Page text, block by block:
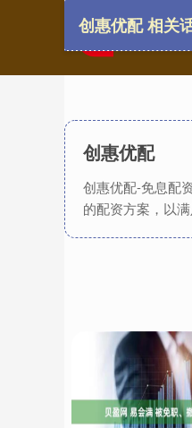
创惠优配
创惠优配-免息配
的配资方案，以满
创惠优配 相关